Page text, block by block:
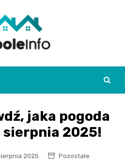
jaka pogoda
sierpnia 2025!
2025 Pozostałe